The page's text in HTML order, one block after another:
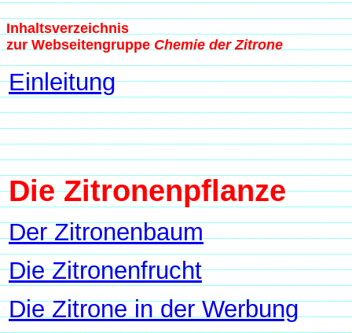
Inhaltsverzeichnis
zur Webseitengruppe Chemie der Zitrone
Einleitung
Die Zitronenpflanze
Der Zitronenbaum
Die Zitronenfrucht
Die Zitrone in der Werbung